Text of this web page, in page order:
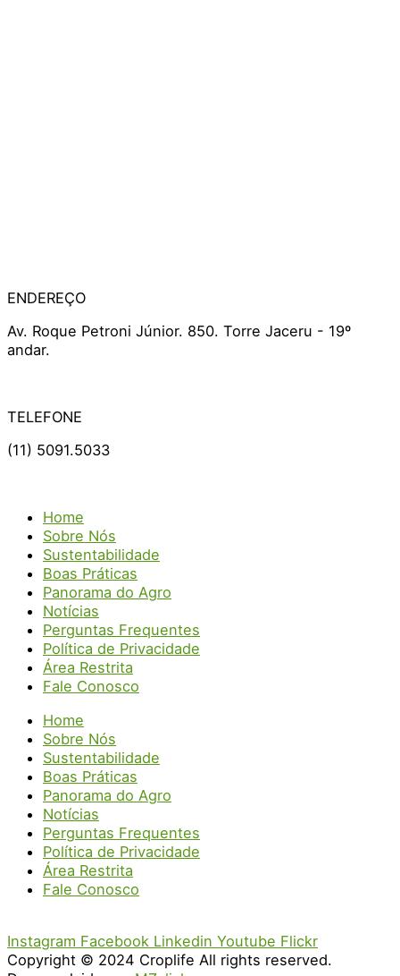
ENDEREÇO
Av. Roque Petroni Júnior. 850. Torre Jaceru - 19º
andar.
TELEFONE
(11) 5091.5033
Home
Sobre Nós
Sustentabilidade
Boas Práticas
Panorama do Agro
Notícias
Perguntas Frequentes
Política de Privacidade
Área Restrita
Fale Conosco
Home
Sobre Nós
Sustentabilidade
Boas Práticas
Panorama do Agro
Notícias
Perguntas Frequentes
Política de Privacidade
Área Restrita
Fale Conosco
Instagram Facebook Linkedin Youtube Flickr
Copyright © 2024 Croplife All rights reserved.